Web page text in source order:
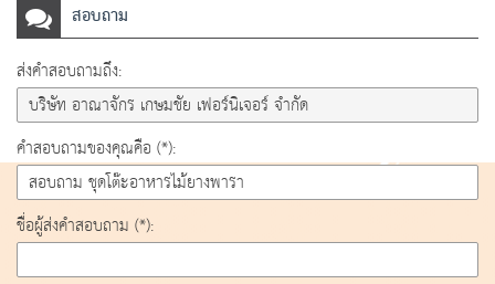
สอบถาม
ส่งคำสอบถามถึง:
คำสอบถามของคุณคือ (*):
ชื่อผู้ส่งคำสอบถาม (*):